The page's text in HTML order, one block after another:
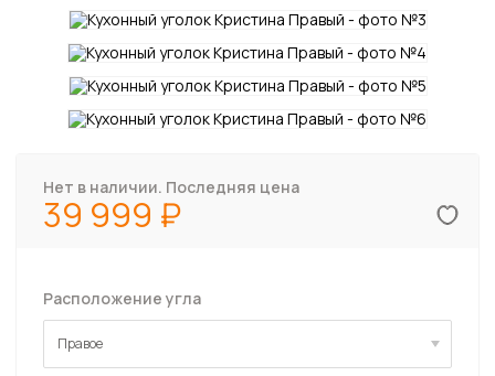
Нет в наличии. Последняя цена
39 999
Расположение угла
Правое